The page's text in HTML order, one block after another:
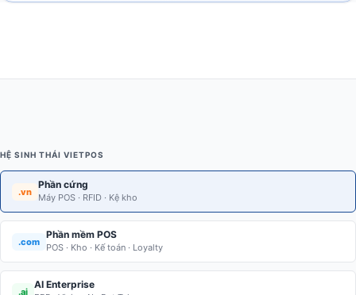
HỆ SINH THÁI VIETPOS
.vn
Phần cứng
Máy POS · RFID · Kệ kho
.com
Phần mềm POS
POS · Kho · Kế toán · Loyalty
.ai
AI Enterprise